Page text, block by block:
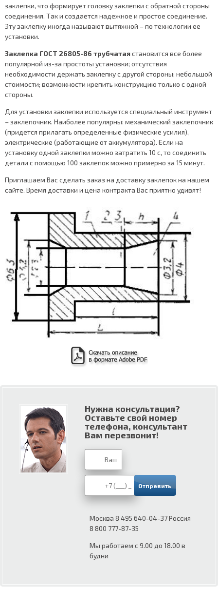
заклепки, что формирует головку заклепки с обратной стороны
соединения. Так и создается надежное и простое соединение.
Эту заклепку иногда называют вытяжной – по технологии ее
установки.
Заклепка ГОСТ 26805-86 трубчатаястановится все более
популярной из-за простоты установки; отсутствия
необходимости держать заклепку с другой стороны; небольшой
стоимости; возможности крепить конструкцию только с одной
стороны.
Для установки заклепки используется специальный инструмент
– заклепочник. Наиболее популярны: механический заклепочник
(придется прилагать определенные физические усилия),
электрические (работающие от аккумулятора). Если на
установку одной заклепки можно затратить 10 с, то соединить
детали с помощью 100 заклепок можно примерно за 15 минут.
Приглашаем Вас сделать заказ на доставку заклепок на нашем
сайте. Время доставки и цена контракта Вас приятно удивят!
Нужна консультация?
Оставьте свой номер
телефона, консультант
Вам перезвонит!
Москва 8 495 640-04-37 Россия
8 800 777-87-35
Мы работаем с 9.00 до 18.00 в
будни